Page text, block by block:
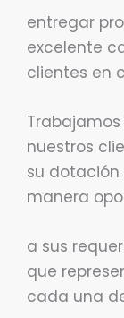
entregar
excelente
clientes en
nuestros
su
manera
a sus
que
cada una